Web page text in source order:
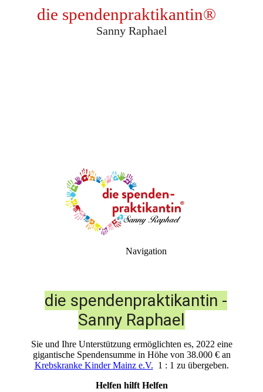
die spendenpraktikantin®
Sanny Raphael
Navigation
die spendenpraktikantin -
Sanny Raphael
Sie und Ihre Unterstützung ermöglichten es, 2022 eine
gigantische Spendensumme in Höhe von 38.000 € an
Krebskranke Kinder Mainz e.V. 1 : 1 zu übergeben.
Helfen hilft Helfen